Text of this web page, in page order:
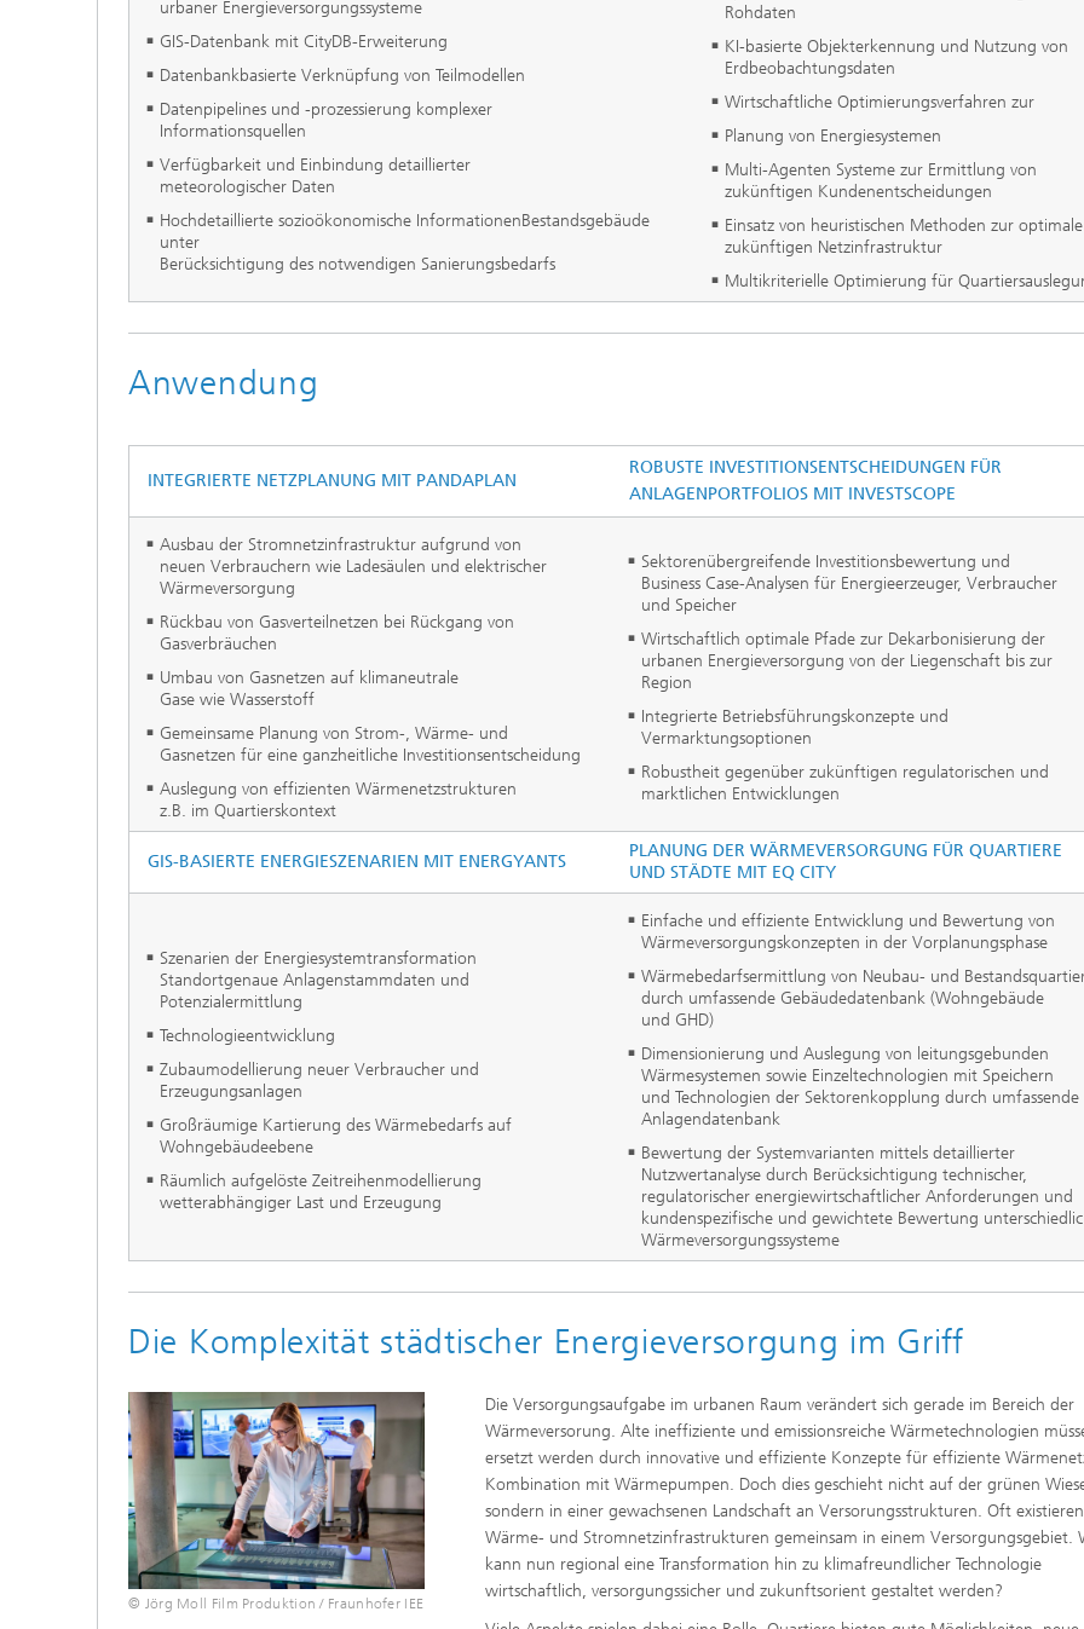
urbaner Energieversorgungssysteme
GIS-Datenbank mit CityDB-Erweiterung
Datenbankbasierte Verknüpfung von Teilmodellen
Datenpipelines und -prozessierung komplexer
Informationsquellen
Verfügbarkeit und Einbindung detaillierter
meteorologischer Daten
Hochdetaillierte sozioökonomische InformationenBestandsgebäude
unter
Berücksichtigung des notwendigen Sanierungsbedarfs
Rohdaten
KI-basierte Objekterkennung und Nutzung von
Erdbeobachtungsdaten
Wirtschaftliche Optimierungsverfahren zur
Planung von Energiesystemen
Multi-Agenten Systeme zur Ermittlung von
zukünftigen Kundenentscheidungen
Einsatz von heuristischen Methoden zur
zukünftigen Netzinfrastruktur
Multikriterielle Optimierung für
Anwendung
INTEGRIERTE NETZPLANUNG MIT PANDAPLAN
ROBUSTE INVESTITIONSENTSCHEIDUNGEN FÜR
ANLAGENPORTFOLIOS MIT INVESTSCOPE
Ausbau der Stromnetzinfrastruktur aufgrund von
neuen Verbrauchern wie Ladesäulen und elektrischer
Wärmeversorgung
Rückbau von Gasverteilnetzen bei Rückgang von
Gasverbräuchen
Umbau von Gasnetzen auf klimaneutrale
Gase wie Wasserstoff
Gemeinsame Planung von Strom-, Wärme- und
Gasnetzen für eine ganzheitliche Investitionsentscheidung
Auslegung von effizienten Wärmenetzstrukturen
z.B. im Quartierskontext
Sektorenübergreifende Investitionsbewertung und
Business Case-Analysen für Energieerzeuger, Verbraucher
und Speicher
Wirtschaftlich optimale Pfade zur Dekarbonisierung der
urbanen Energieversorgung von der Liegenschaft bis zur
Region
Integrierte Betriebsführungskonzepte und
Vermarktungsoptionen
Robustheit gegenüber zukünftigen regulatorischen und
marktlichen Entwicklungen
GIS-BASIERTE ENERGIESZENARIEN MIT ENERGYANTS
PLANUNG DER WÄRMEVERSORGUNG FÜR QUARTIERE
UND STÄDTE MIT EQ CITY
Szenarien der Energiesystemtransformation
Standortgenaue Anlagenstammdaten und
Potenzialermittlung
Technologieentwicklung
Zubaumodellierung neuer Verbraucher und
Erzeugungsanlagen
Großräumige Kartierung des Wärmebedarfs auf
Wohngebäudeebene
Räumlich aufgelöste Zeitreihenmodellierung
wetterabhängiger Last und Erzeugung
Einfache und effiziente Entwicklung und Bewertung von
Wärmeversorgungskonzepten in der Vorplanungsphase
Wärmebedarfsermittlung von Neubau- und
durch umfassende Gebäudedatenbank (Wohngebäude
und GHD)
Dimensionierung und Auslegung von leitungsgebunden
Wärmesystemen sowie Einzeltechnologien mit Speichern
und Technologien der Sektorenkopplung durch umfassende
Anlagendatenbank
Bewertung der Systemvarianten mittels detaillierter
Nutzwertanalyse durch Berücksichtigung technischer,
regulatorischer energiewirtschaftlicher Anforderungen und
kundenspezifische und gewichtete Bewertung
Wärmeversorgungssysteme
Die Komplexität städtischer Energieversorgung im Griff
© Jörg Moll Film Produktion / Fraunhofer IEE
Die Versorgungsaufgabe im urbanen Raum verändert sich gerade im Bereich der
Wärmeversorung. Alte ineffiziente und emissionsreiche Wärmetechnologien
ersetzt werden durch innovative und effiziente Konzepte für effiziente
Kombination mit Wärmepumpen. Doch dies geschieht nicht auf der grünen
sondern in einer gewachsenen Landschaft an Versorungsstrukturen. Oft
Wärme- und Stromnetzinfrastrukturen gemeinsam in einem Versorgungsgebiet.
kann nun regional eine Transformation hin zu klimafreundlicher Technologie
wirtschaftlich, versorgungssicher und zukunftsorient gestaltet werden?